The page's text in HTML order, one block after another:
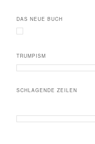
DAS NEUE BUCH
TRUMPISM
SCHLAGENDE ZEILEN